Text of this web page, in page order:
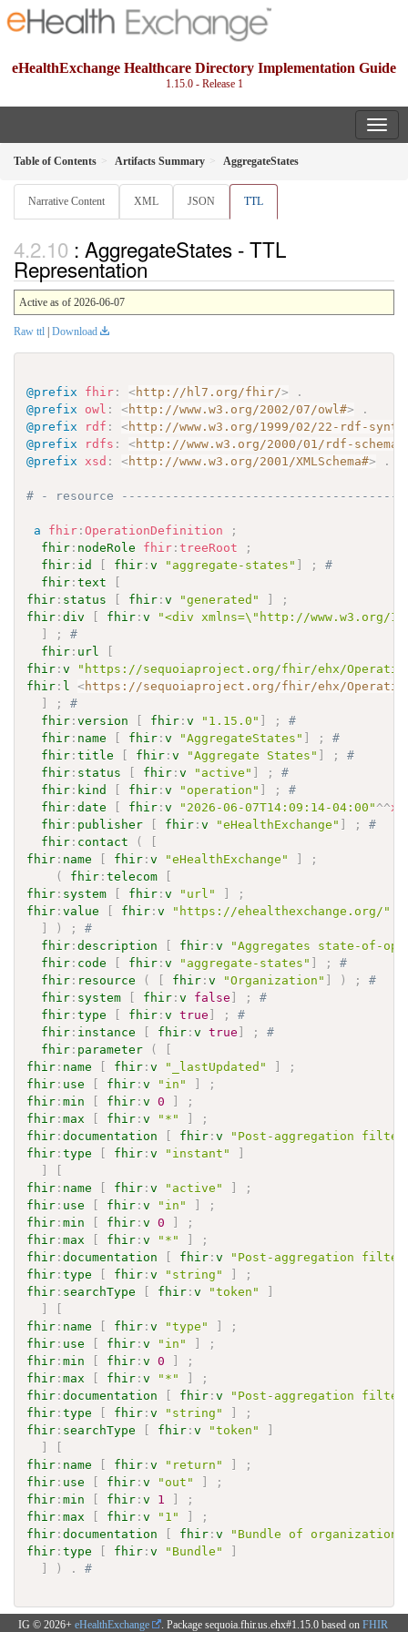
eHealthExchange Healthcare Directory Implementation Guide
1.15.0 - Release 1
Table of Contents Artifacts Summary AggregateStates
Narrative Content XML JSON TTL
: AggregateStates - TTL
Representation
Active as of 2026-06-07
Raw ttl Download
@prefix fhir : <http://hl7.org/fhir/>
.
@prefix
owl : <http://www.w3.org/2002/07/owl#>
.
@prefix
rdf : <http://www.w3.org/1999/02/22-rdf-
@prefix
rdfs : <http://www.w3.org/2000/01/rdf-schema#
@prefix
xsd : <http://www.w3.org/2001/XMLSchema#> .
# - resource
a fhir :OperationDefinition
;
fhir : nodeRole fhir :treeRoot
;
fhir : id [ fhir :v "aggregate-states" ] ;
#
fhir :text
[
fhir : status [ fhir :v "generated" ]
;
fhir :div [ fhir :v
"<div xmlns=\"http://www.w3.org/
]
;
#
fhir : url
[
fhir :v
"https://sequoiaproject.org/fhir/ehx/
fhir : l <https://sequoiaproject.org/fhir/ehx/
]
;
#
fhir :version [ fhir :v "1.15.0" ] ;
#
fhir : name [ fhir :v "AggregateStates" ] ;
#
fhir :title [ fhir :v "Aggregate States" ] ;
#
fhir : status [ fhir :v "active" ] ;
#
fhir : kind [ fhir :v "operation" ] ;
#
fhir :date [ fhir :v "2026-06-07T14:09:14-04:00" ^^
fhir : publisher [ fhir :v "eHealthExchange" ] ;
#
fhir : contact (
[
fhir : name [ fhir :v "eHealthExchange" ]
;
(
fhir :telecom
[
fhir : system [ fhir :v "url" ]
;
fhir :value [ fhir :v "https://ehealthexchange.org/"
]
) ;
#
fhir :description [ fhir :v
"Aggregates state-of-
fhir : code [ fhir :v "aggregate-states" ] ;
#
fhir : resource ( [ fhir :v "Organization" ] ) ;
#
fhir : system [ fhir :v false ] ;
#
fhir :type [ fhir :v true ] ;
#
fhir : instance [ fhir :v true ] ;
#
fhir : parameter (
[
fhir : name [ fhir :v "_lastUpdated" ]
;
fhir : use [ fhir :v "in" ]
;
fhir :min [ fhir :v 0 ]
;
fhir :max [ fhir :v "*" ]
;
fhir :documentation [ fhir :v
"Post-aggregation filter
fhir :type [ fhir :v "instant"
]
]
[
fhir : name [ fhir :v "active" ]
;
fhir : use [ fhir :v "in" ]
;
fhir :min [ fhir :v 0 ]
;
fhir :max [ fhir :v "*" ]
;
fhir :documentation [ fhir :v
"Post-aggregation
fhir :type [ fhir :v "string" ]
;
fhir : searchType [ fhir :v "token"
]
]
[
fhir : name [ fhir :v "type" ]
;
fhir : use [ fhir :v "in" ]
;
fhir :min [ fhir :v 0 ]
;
fhir :max [ fhir :v "*" ]
;
fhir :documentation [ fhir :v
"Post-aggregation
fhir :type [ fhir :v "string" ]
;
fhir : searchType [ fhir :v "token"
]
]
[
fhir : name [ fhir :v "return" ]
;
fhir : use [ fhir :v "out" ]
;
fhir :min [ fhir :v 1 ]
;
fhir :max [ fhir :v "1" ]
;
fhir :documentation [ fhir :v
"Bundle of
fhir :type [ fhir :v "Bundle"
]
]
) . #
IG © 2026+ eHealthExchange . Package sequoia.fhir.us.ehx#1.15.0 based on FHIR